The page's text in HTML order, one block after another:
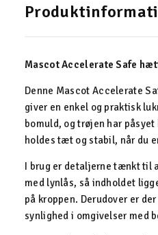
Mascot Accelerate Safe
Denne Mascot Accelerate
giver en enkel og praktisk
bomuld, og trøjen har
holdes tæt og stabil, når du
I brug er detaljerne tænkt til
med lynlås, så indholdet
på kroppen. Derudover er
synlighed i omgivelser med